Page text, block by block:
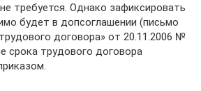
требуется. Однако зафиксировать
будет в допсоглашении (письмо
договора» от 20.11.2006 №
срока трудового договора